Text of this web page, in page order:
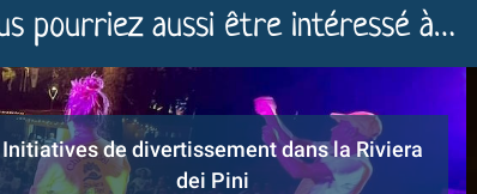
pourriez aussi être intéressé à…
Initiatives de divertissement dans la Riviera
dei Pini